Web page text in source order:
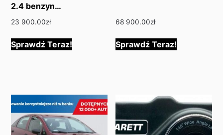
2.4 benzyn…
23 900.00zł
Sprawdź Teraz!
68 900.00zł
Sprawdź Teraz!